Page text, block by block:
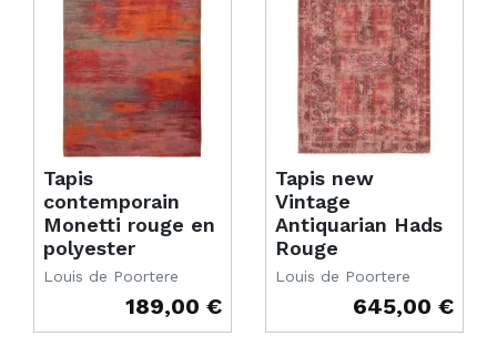
Tapis
contemporain
Monetti rouge en
polyester
Louis de Poortere
189,00 €
Tapis new
Vintage
Antiquarian Hads
Rouge
Louis de Poortere
645,00 €